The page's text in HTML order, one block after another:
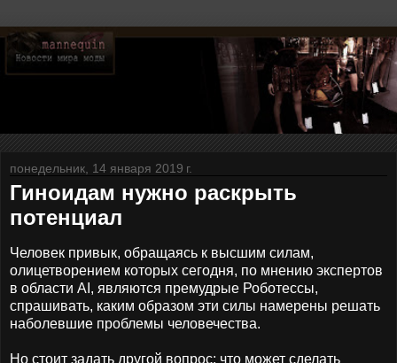
понедельник, 14 января 2019 г.
Гиноидам нужно раскрыть
потенциал
Человек привык, обращаясь к высшим силам,
олицетворением которых сегодня, по мнению экспертов
в области AI, являются премудрые Роботессы,
спрашивать, каким образом эти силы намерены решать
наболевшие проблемы человечества.
Но стоит задать другой вопрос: что может сделать